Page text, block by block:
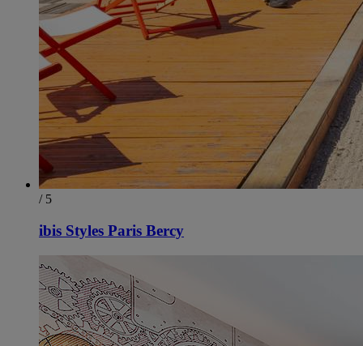
/ 5
ibis Styles Paris Bercy